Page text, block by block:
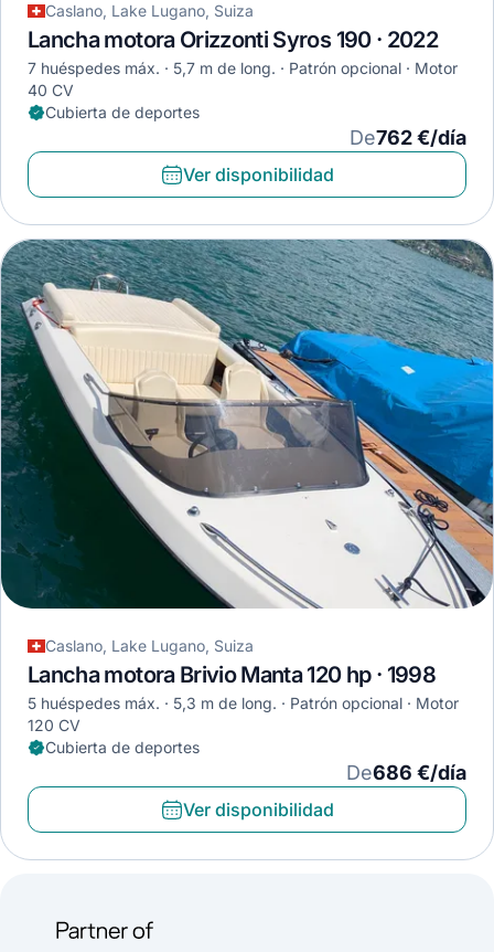
Caslano, Lake Lugano, Suiza
Lancha motora Orizzonti Syros 190 · 2022
7 huéspedes máx. 5,7 m de long. Patrón opcional
Motor
40 CV
Cubierta de deportes
De762 €/día
Ver disponibilidad
Caslano, Lake Lugano, Suiza
Lancha motora Brivio Manta 120 hp · 1998
5 huéspedes máx. 5,3 m de long. Patrón opcional
Motor
120 CV
Cubierta de deportes
De686 €/día
Ver disponibilidad